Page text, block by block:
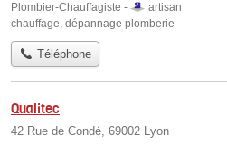
Plombier-Chauffagiste -
artisan
chauffage, dépannage plomberie
Téléphone
Qualitec
42 Rue de Condé, 69002 Lyon